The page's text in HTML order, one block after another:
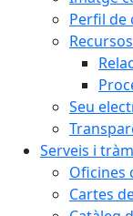
Perfil de
Seu
Serveis i
Oficines
Cartes